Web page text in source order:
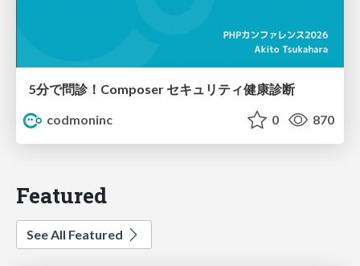
5分で問診！Composer セキュリティ健康診断
codmoninc
0 870
Featured
See All Featured